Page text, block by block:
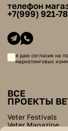
телефон
+7(999) 921-
я даю согласие на
маркетинговых
ВСЕ
ПРОЕКТЫ
Veter Festivals
Veter Magazine